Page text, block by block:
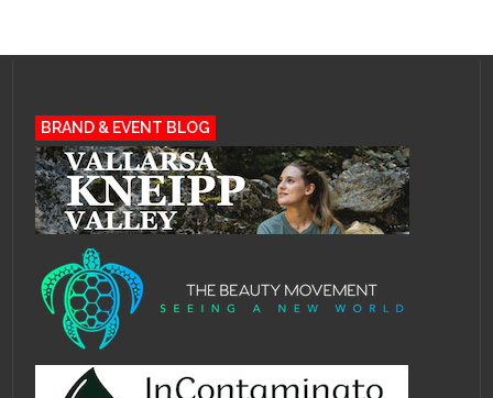
BRAND & EVENT BLOG